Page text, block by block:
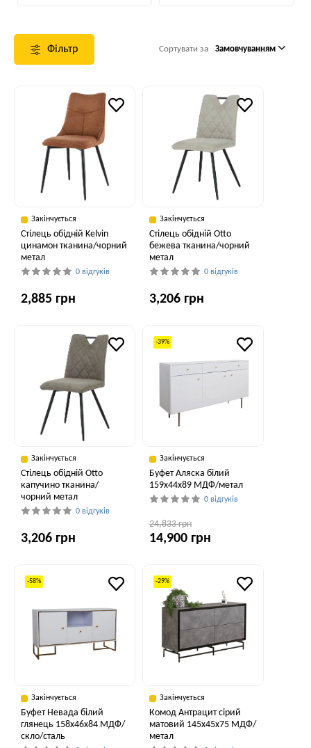
Фільтр Сортувати за Замовчуванням
Закінчується
Cтілець обідній Kelvin
цинамон тканина/чорний
метал
0 відгуків
2,885 грн
Закінчується
Cтілець обідній Otto
бежева тканина/чорний
метал
0 відгуків
3,206 грн
Закінчується
Cтілець обідній Otto
капучино тканина/
чорний метал
0 відгуків
3,206 грн
-39%
Закінчується
Буфет Аляска білий
159x44x89 МДФ/метал
0 відгуків
24,833 грн
14,900 грн
-58%
Закінчується
Буфет Невада білий
глянець 158x46x84 МДФ/
скло/сталь
-29%
Закінчується
Комод Антрацит сірий
матовий 145x45x75 МДФ/
метал